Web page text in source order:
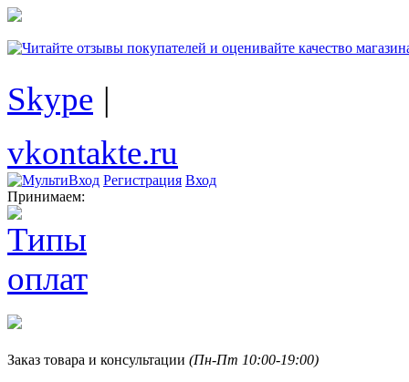
Skype |
vkontakte.ru
Регистрация Вход
Принимаем:
Заказ товара и консультации (Пн-Пт 10:00-19:00)